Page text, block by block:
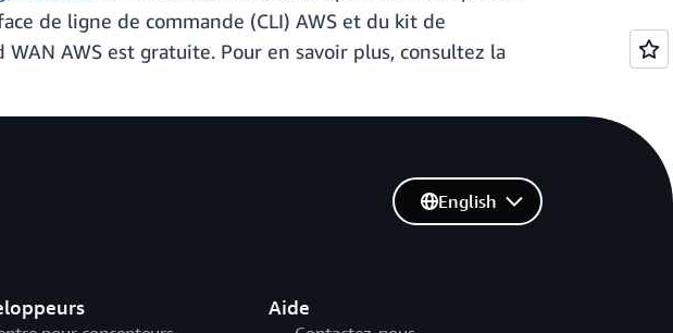
de ligne de commande (CLI) AWS et du kit de
AWS est gratuite. Pour en savoir plus, consultez la
Aide
English